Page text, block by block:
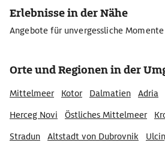
Erlebnisse in der Nähe
Angebote für unvergessliche Momente
Orte und Regionen in der
Mittelmeer Kotor Dalmatien Adria
Herceg Novi
Östliches Mittelmeer
Stradun
Altstadt von Dubrovnik